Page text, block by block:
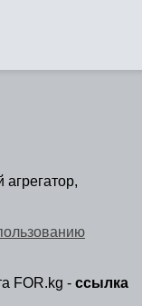
FOR.kg - ссылка